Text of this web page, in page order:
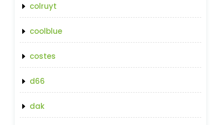
colruyt
coolblue
costes
d66
dak